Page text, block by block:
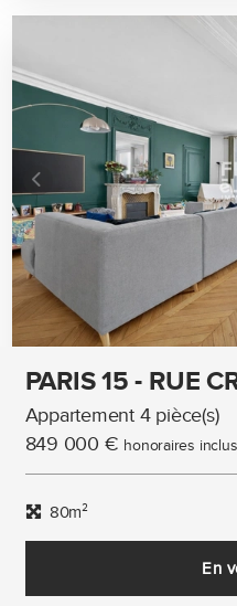
PARIS 15 - RUE
Appartement 4 pièce(s)
849 000 € honoraires inclus
80m²
En